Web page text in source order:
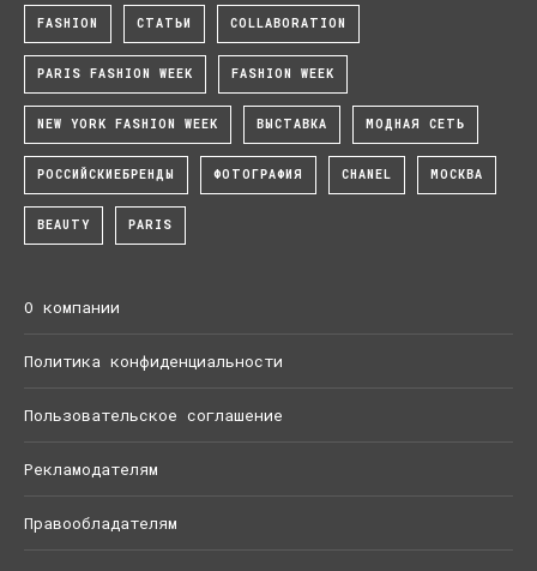
FASHION СТАТЬИ COLLABORATION
PARIS FASHION WEEK FASHION WEEK
NEW YORK FASHION WEEK ВЫСТАВКА МОДНАЯ СЕТЬ
РОССИЙСКИЕБРЕНДЫ ФОТОГРАФИЯ CHANEL МОСКВА
BEAUTY PARIS
О компании
Политика конфиденциальности
Пользовательское соглашение
Рекламодателям
Правообладателям